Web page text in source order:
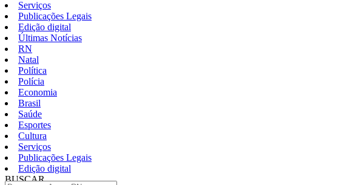
Serviços
Publicações Legais
Edição digital
Últimas Notícias
RN
Natal
Política
Polícia
Economia
Brasil
Saúde
Esportes
Cultura
Serviços
Publicações Legais
Edição digital
BUSCAR